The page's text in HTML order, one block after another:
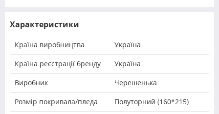
Характеристики
Країна виробництва Україна
Країна реєстрації бренду Україна
Виробник Черешенька
Розмір покривала/пледа Полуторний (160*215)